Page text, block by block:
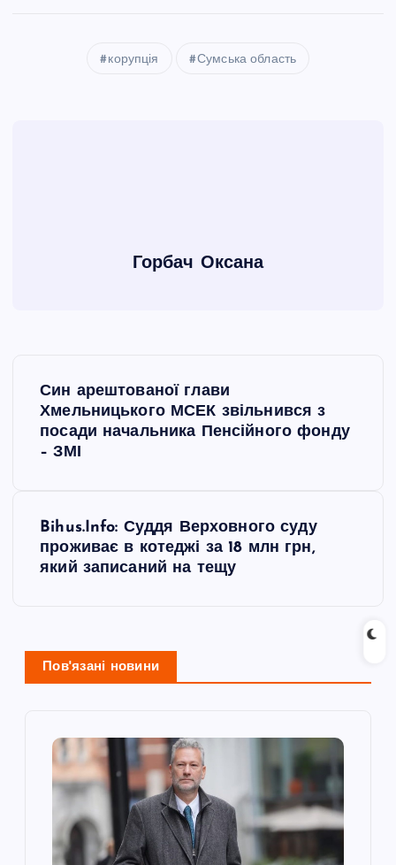
корупція Сумська область
Горбач Оксана
Син арештованої глави
Хмельницького МСЕК звільнився з
посади начальника Пенсійного фонду
– ЗМІ
Bihus.Info: Суддя Верховного суду
проживає в котеджі за 18 млн грн,
який записаний на тещу
Пов'язані новини